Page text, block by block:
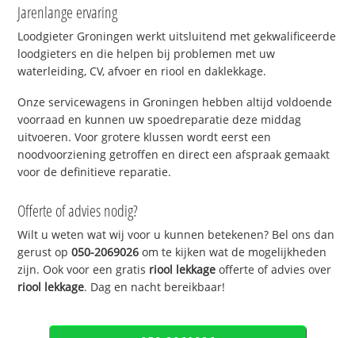
Jarenlange ervaring
Loodgieter Groningen werkt uitsluitend met gekwalificeerde
loodgieters en die helpen bij problemen met uw
waterleiding, CV, afvoer en riool en daklekkage.
Onze servicewagens in Groningen hebben altijd voldoende
voorraad en kunnen uw spoedreparatie deze middag
uitvoeren. Voor grotere klussen wordt eerst een
noodvoorziening getroffen en direct een afspraak gemaakt
voor de definitieve reparatie.
Offerte of advies nodig?
Wilt u weten wat wij voor u kunnen betekenen? Bel ons dan
gerust op050-2069026 om te kijken wat de mogelijkheden
zijn. Ook voor een gratis riool lekkage offerte of advies over
riool lekkage. Dag en nacht bereikbaar!